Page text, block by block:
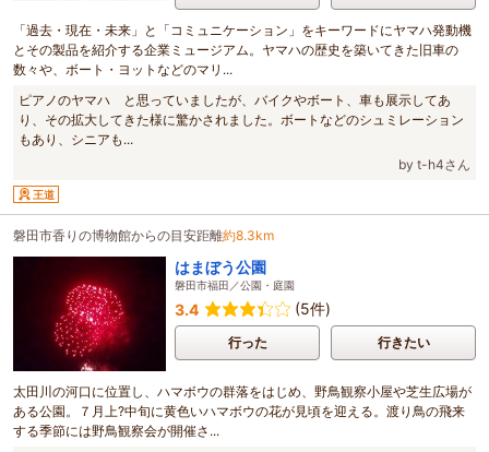
「過去・現在・未来」と「コミュニケーション」をキーワードにヤマハ発動機
とその製品を紹介する企業ミュージアム。ヤマハの歴史を築いてきた旧車の
数々や、ボート・ヨットなどのマリ...
ピアノのヤマハ と思っていましたが、バイクやボート、車も展示してあ
り、その拡大してきた様に驚かされました。ボートなどのシュミレーション
もあり、シニアも...
by t-h4さん
王道
磐田市香りの博物館からの目安距離約8.3km
はまぼう公園
磐田市福田／公園・庭園
3.4 (5件)
行った 行きたい
太田川の河口に位置し、ハマボウの群落をはじめ、野鳥観察小屋や芝生広場が
ある公園。７月上?中旬に黄色いハマボウの花が見頃を迎える。渡り鳥の飛来
する季節には野鳥観察会が開催さ...